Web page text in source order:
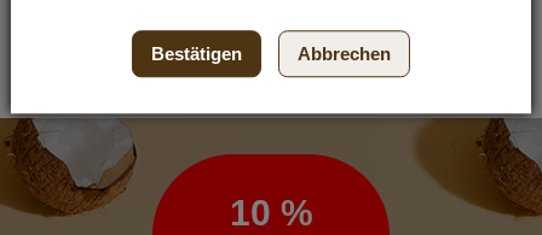
Newsletter
10 %
Bestätigen Abbrechen